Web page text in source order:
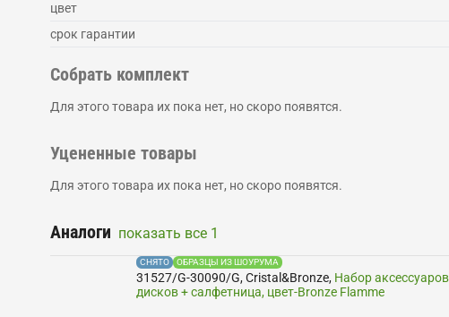
цвет
срок гарантии
Собрать комплект
Для этого товара их пока нет, но скоро появятся.
Уцененные товары
Для этого товара их пока нет, но скоро появятся.
Аналоги показать все 1
СНЯТО ОБРАЗЦЫ ИЗ ШОУРУМА
31527/G-30090/G,Cristal&Bronze, Набор
дисков + салфетница, цвет-Bronze Flamme